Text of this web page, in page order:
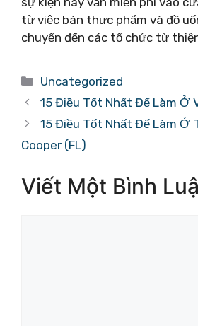
từ việc bán thực phẩm và đồ
chuyển đến các tổ chức từ
Danh
mục
Uncategorized
15 Điều Tốt Nhất Để Làm Ở
15 Điều Tốt Nhất Để Làm Ở
Cooper (FL)
Viết Một Bình